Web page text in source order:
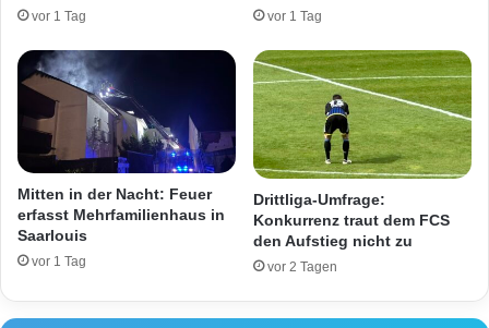
o
d
m
r
i
n
e
n
i
g
e
n
u
d
vor 1 Tag vor 1 Tag
Mitten in der Nacht: Feuer
erfasst Mehrfamilienhaus in
Saarlouis
vor 1 Tag
Drittliga-Umfrage:
Konkurrenz traut dem FCS
den Aufstieg nicht zu
vor 2 Tagen